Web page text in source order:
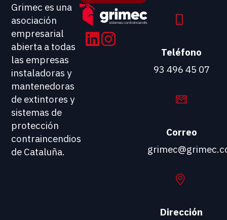
Grimec es una
asociación
empresarial
abierta a todas
las empresas
instaladoras y
mantenedoras
de extintores y
sistemas de
protección
contraincendios
de Cataluña.
Teléfono
93 496 45 07
Correo
Dirección